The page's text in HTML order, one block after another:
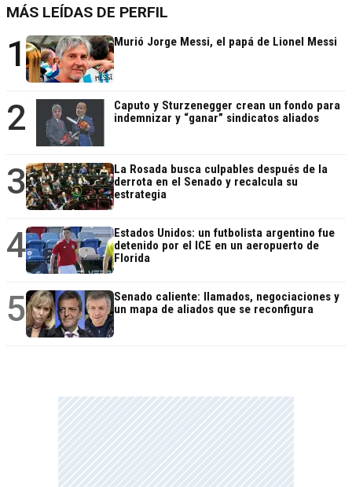
MÁS LEÍDAS DE PERFIL
1 Murió Jorge Messi, el papá de Lionel Messi
2
Caputo y Sturzenegger crean un fondo para
indemnizar y “ganar” sindicatos aliados
3
La Rosada busca culpables después de la
derrota en el Senado y recalcula su
estrategia
4
Estados Unidos: un futbolista argentino fue
detenido por el ICE en un aeropuerto de
Florida
5
Senado caliente: llamados, negociaciones y
un mapa de aliados que se reconfigura